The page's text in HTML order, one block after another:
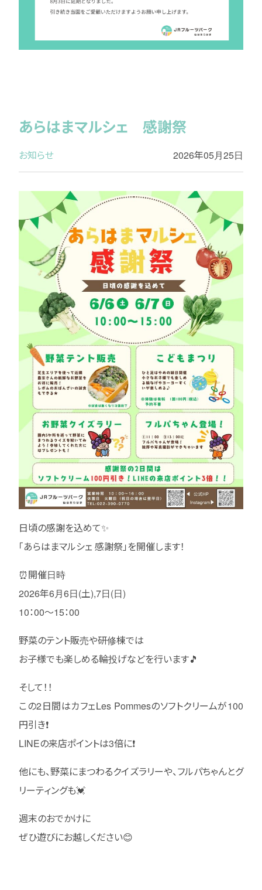
あらはまマルシェ 感謝祭
お知らせ 2026年05月25日
日頃の感謝を込めて✨
「あらはまマルシェ 感謝祭」を開催します！
⏰開催日時
2026年6月6日(土),7日(日)
10：00～15：00
野菜のテント販売や研修棟では
お子様でも楽しめる輪投げなどを行います🎵
そして！！
この2日間はカフェLes Pommesのソフトクリームが100
円引き❗
LINEの来店ポイントは3倍に❗
他にも、野菜にまつわるクイズラリーや、フルパちゃんとグ
リーティングも💓
週末のおでかけに
ぜひ遊びにお越しください😊